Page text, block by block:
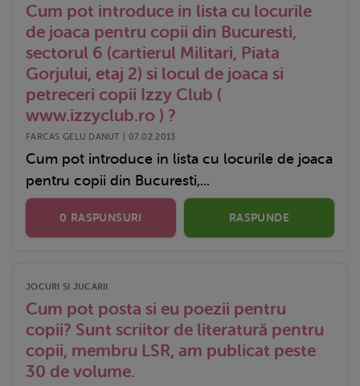
Cum pot introduce in lista cu locurile
de joaca pentru copii din Bucuresti,
sectorul 6 (cartierul Militari, Piata
Gorjului, etaj 2) si locul de joaca si
petreceri copii Izzy Club (
www.izzyclub.ro ) ?
FARCAS GELU DANUT | 07.02.2013
Cum pot introduce in lista cu locurile de joaca
pentru copii din Bucuresti,...
0 RASPUNSURI RASPUNDE
JOCURI SI JUCARII
Cum pot posta si eu poezii pentru
copii? Sunt scriitor de literatură pentru
copii, membru LSR, am publicat peste
30 de volume.